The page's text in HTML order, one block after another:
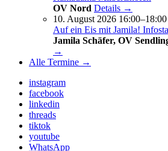
OV Nord Details →
10. August 2026 16:00–18:00
Auf ein Eis mit Jamila!
Jamila Schäfer, OV
→
Alle Termine →
instagram
facebook
linkedin
threads
tiktok
youtube
WhatsApp